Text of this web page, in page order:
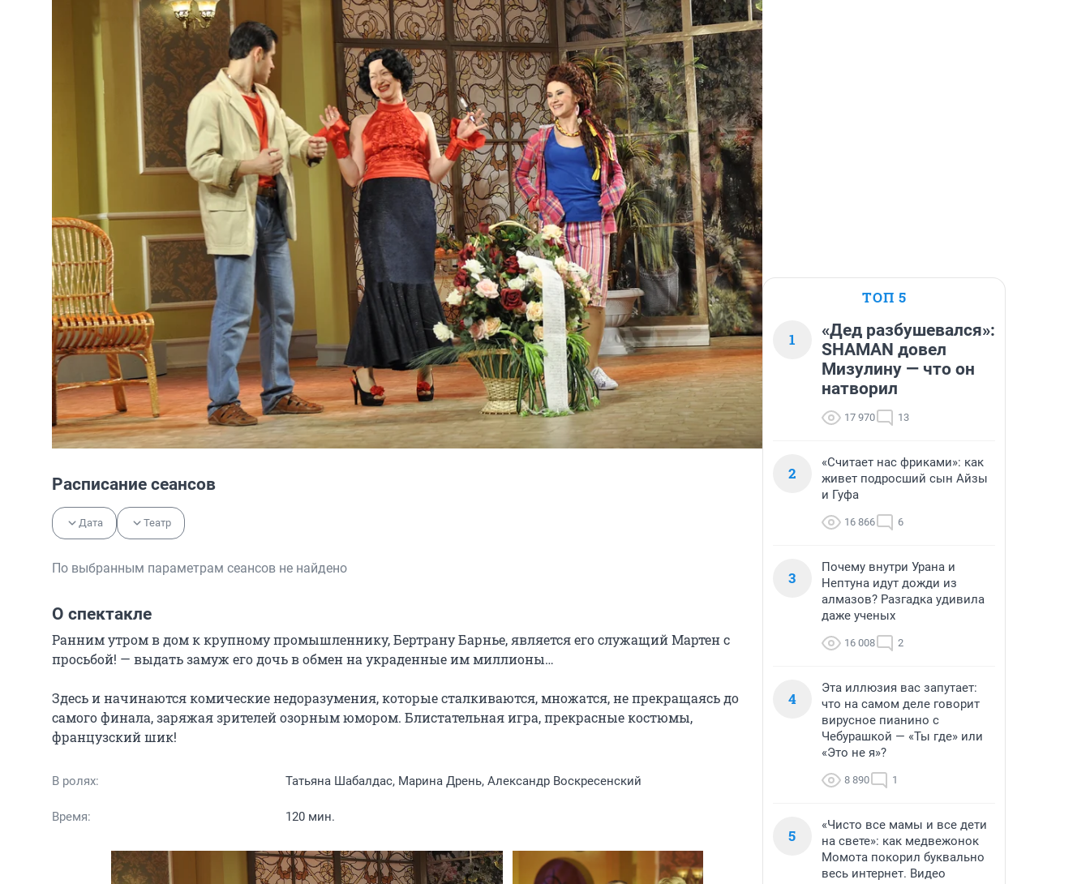
Расписание сеансов
Дата Театр
По выбранным параметрам сеансов не найдено
О спектакле
Ранним утром в дом к крупному промышленнику, Бертрану Барнье, является его служащий Мартен с
просьбой! — выдать замуж его дочь в обмен на украденные им миллионы…
Здесь и начинаются комические недоразумения, которые сталкиваются, множатся, не прекращаясь до
самого финала, заряжая зрителей озорным юмором. Блистательная игра, прекрасные костюмы,
французский шик!
В ролях: Татьяна Шабалдас, Марина Дрень, Александр Воскресенский
Время: 120 мин.
ТОП 5
1
«Дед разбушевался»:
SHAMAN довел
Мизулину — что он
натворил
17 970 13
2
«Считает нас фриками»: как
живет подросший сын Айзы
и Гуфа
16 866 6
3
Почему внутри Урана и
Нептуна идут дожди из
алмазов? Разгадка удивила
даже ученых
16 008 2
4
Эта иллюзия вас запутает:
что на самом деле говорит
вирусное пианино с
Чебурашкой — «Ты где» или
«Это не я»?
8 890 1
5
«Чисто все мамы и все дети
на свете»: как медвежонок
Момота покорил буквально
весь интернет. Видео